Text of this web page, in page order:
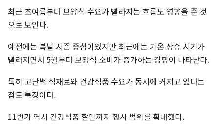
최근 초여름부터 보양식 수요가 빨라지는 흐름도 영향을 준 것
으로 보인다.
예전에는 복날 시즌 중심이었지만 최근에는 기온 상승 시기가
빨라지면서 5월부터 보양식 소비가 증가하는 경향이 나타난다.
특히 고단백 식재료와 건강식품 수요가 동시에 커지고 있다는
점도 특징이다.
11번가 역시 건강식품 할인까지 행사 범위를 확대했다.